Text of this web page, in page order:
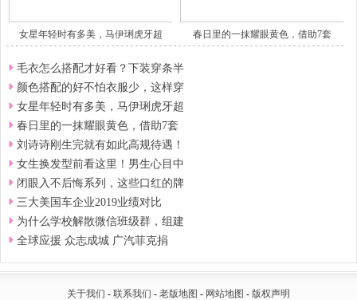
女星年轻时有多美，马伊琍虎牙超 春日里的一抹耀眼黄色，借助7套
毛衣怎么搭配才好看？下装穿条半
颜色搭配的好不怕衣服少，这样穿
女星年轻时有多美，马伊琍虎牙超
春日里的一抹耀眼黄色，借助7套
刘诗诗刚生完就有如此高规待遇！
女生换发型前看这里！男生心目中
闭眼入不后悔系列，这些口红的牌
三大美国车企业2019业绩对比
为什么学校解散微信班级群，组建
全球应援 众志成城 广汽菲克捐
关于我们 - 联系我们 - 老版地图 - 网站地图 - 版权声明